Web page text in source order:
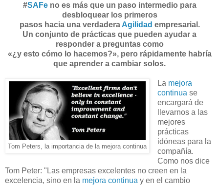
#SAFeno es más que un paso intermedio para
desbloquear los primeros
pasos hacia una verdadera Agilidad empresarial.
Un conjunto de prácticas que pueden ayudar a
responder a preguntas como
«¿y esto cómo lo hacemos?», pero rápidamente habría
que aprender a cambiar solos.
Tom Peters, la importancia de la mejora continua
La mejora
continua se
encargará de
llevarnos a las
mejores
prácticas
idóneas para la
compañía.
Como nos dice
Tom Peter: "Las empresas excelentes no creen en la
excelencia, sino en la mejora continua y en el cambio